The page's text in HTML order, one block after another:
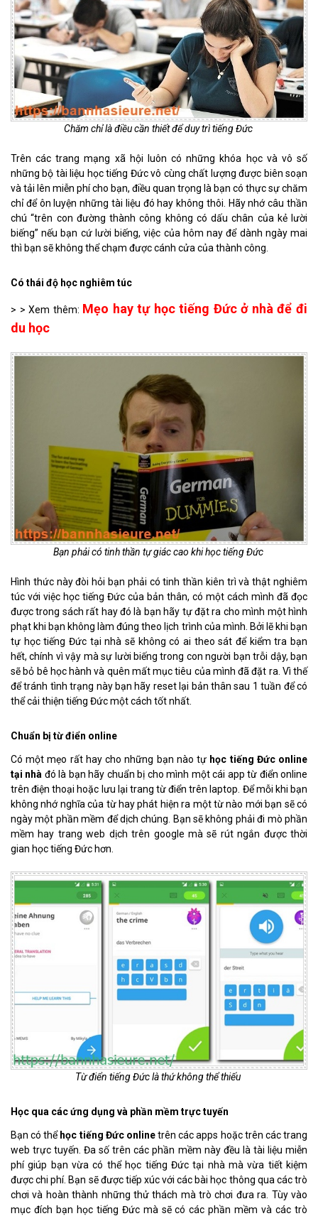
Chăm chỉ là điều cần thiết để duy trì tiếng Đức
Trên các trang mạng xã hội luôn có những khóa học và vô số
những bộ tài liệu học tiếng Đức vô cùng chất lượng được biên soạn
và tải lên miễn phí cho bạn, điều quan trọng là bạn có thực sự chăm
chỉ để ôn luyện những tài liệu đó hay không thôi. Hãy nhớ câu thần
chú “trên con đường thành công không có dấu chân của kẻ lười
biếng” nếu bạn cứ lười biếng, việc của hôm nay để dành ngày mai
thì bạn sẽ không thể chạm được cánh cửa của thành công.
Có thái độ học nghiêm túc
> > Xem thêm: Mẹo hay tự học tiếng Đức ở nhà để đi
du học
Bạn phải có tinh thần tự giác cao khi học tiếng Đức
Hình thức này đòi hỏi bạn phải có tinh thần kiên trì và thật nghiêm
túc với việc học tiếng Đức của bản thân, có một cách mình đã đọc
được trong sách rất hay đó là bạn hãy tự đặt ra cho mình một hình
phạt khi bạn không làm đúng theo lịch trình của mình. Bởi lẽ khi bạn
tự học tiếng Đức tại nhà sẽ không có ai theo sát để kiểm tra bạn
hết, chính vì vậy mà sự lười biếng trong con người bạn trỗi dậy, bạn
sẽ bỏ bê học hành và quên mất mục tiêu của mình đã đặt ra. Vì thế
để tránh tình trạng này bạn hãy reset lại bản thân sau 1 tuần để có
thể cải thiện tiếng Đức một cách tốt nhất.
Chuẩn bị từ điển online
Có một mẹo rất hay cho những bạn nào tự học tiếng Đức online
tại nhà đó là bạn hãy chuẩn bị cho mình một cái app từ điển online
trên điện thoại hoặc lưu lại trang từ điển trên laptop. Để mỗi khi bạn
không nhớ nghĩa của từ hay phát hiện ra một từ nào mới bạn sẽ có
ngày một phần mềm để dịch chúng. Bạn sẽ không phải đi mò phần
mềm hay trang web dịch trên google mà sẽ rút ngắn được thời
gian học tiếng Đức hơn.
Từ điển tiếng Đức là thứ không thể thiếu
Học qua các ứng dụng và phần mềm trực tuyến
Bạn có thể học tiếng Đức onlinetrên các apps hoặc trên các trang
web trực tuyến. Đa số trên các phần mềm này đều là tài liệu miễn
phí giúp bạn vừa có thể học tiếng Đức tại nhà mà vừa tiết kiệm
được chi phí. Bạn sẽ được tiếp xúc với các bài học thông qua các trò
chơi và hoàn thành những thử thách mà trò chơi đưa ra. Tùy vào
mục đích bạn học tiếng Đức mà sẽ có các phần mềm và các trò